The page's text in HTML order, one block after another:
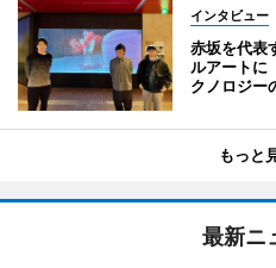
インタビュー
赤坂を代表
ルアート
クノロジー
もっと
最新ニ